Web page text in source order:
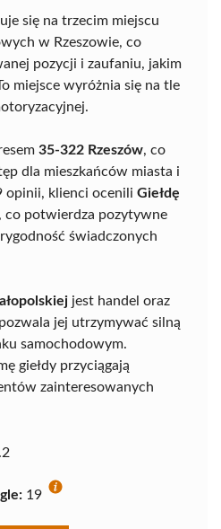
się na trzecim miejscu
w Rzeszowie, co
pozycji i zaufaniu, jakim
miejsce wyróżnia się na tle
35-322 Rzeszów, co
dla mieszkańców miasta i
opinii, klienci ocenili Giełdę
co potwierdza pozytywne
świadczonych
jest handel oraz
jej utrzymywać silną
samochodowym.
giełdy przyciągają
zainteresowanych
19